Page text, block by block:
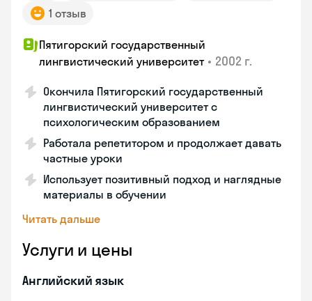
1 отзыв
Пятигорский государственный
лингвистический университет • 2002 г.
Окончила Пятигорский государственный
лингвистический университет с
психологическим образованием
Работала репетитором и продолжает давать
частные уроки
Использует позитивный подход и наглядные
материалы в обучении
Читать дальше
Услуги и цены
Английский язык